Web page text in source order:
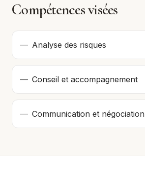
Compétences visées
— Analyse des risques
— Conseil et accompagnement
— Communication et négociation